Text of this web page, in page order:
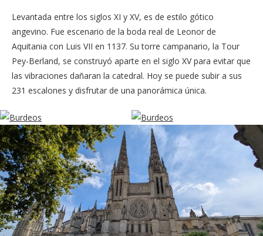
Levantada entre los siglos XI y XV, es de estilo gótico
angevino. Fue escenario de la boda real de Leonor de
Aquitania con Luis VII en 1137. Su torre campanario, la Tour
Pey-Berland, se construyó aparte en el siglo XV para evitar que
las vibraciones dañaran la catedral. Hoy se puede subir a sus
231 escalones y disfrutar de una panorámica única.